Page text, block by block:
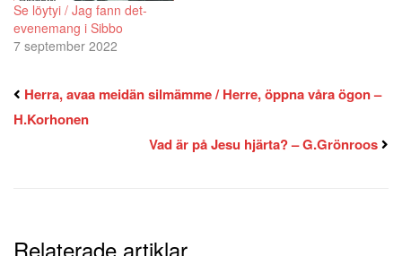
Se löytyi / Jag fann det-
evenemang i Sibbo
7 september 2022
Herra, avaa meidän silmämme / Herre, öppna våra ögon –
H.Korhonen
Vad är på Jesu hjärta? – G.Grönroos
Relaterade artiklar